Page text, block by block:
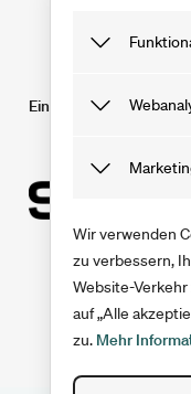
Funktionale
nach deinem
Tracking
unser
Marketing
Sie helfen
anonym
Wir verwenden
zu verbessern,
Website-
auf „Alle
zu. Mehr
Ein Teil von solute